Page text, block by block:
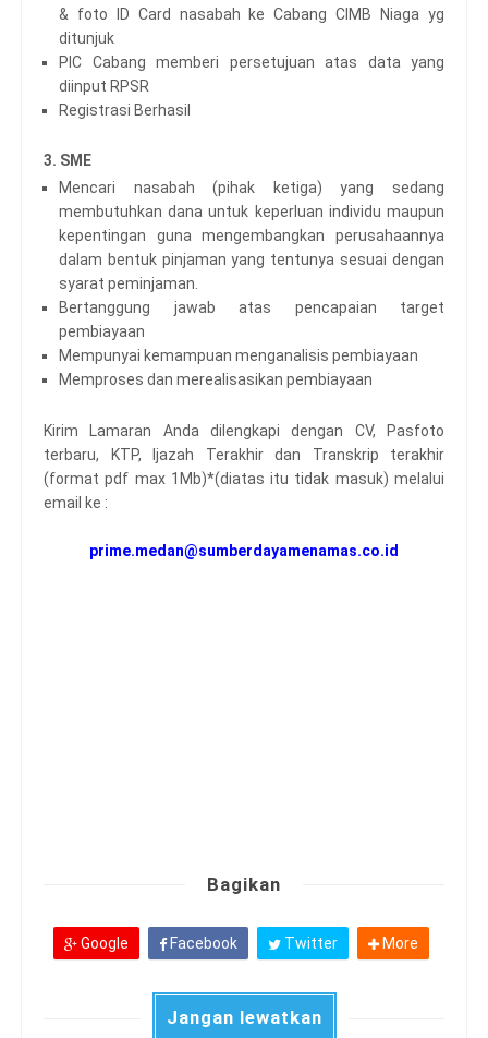
& foto ID Card nasabah ke Cabang CIMB Niaga yg
ditunjuk
PIC Cabang memberi persetujuan atas data yang
diinput RPSR
Registrasi Berhasil
3. SME
Mencari nasabah (pihak ketiga) yang sedang
membutuhkan dana untuk keperluan individu maupun
kepentingan guna mengembangkan perusahaannya
dalam bentuk pinjaman yang tentunya sesuai dengan
syarat peminjaman.
Bertanggung jawab atas pencapaian target
pembiayaan
Mempunyai kemampuan menganalisis pembiayaan
Memproses dan merealisasikan pembiayaan
Kirim Lamaran Anda dilengkapi dengan CV, Pasfoto
terbaru, KTP, Ijazah Terakhir dan Transkrip terakhir
(format pdf max 1Mb)*(diatas itu tidak masuk) melalui
email ke :
prime.medan@sumberdayamenamas.co.id
Bagikan
Google Facebook Twitter More
Jangan lewatkan